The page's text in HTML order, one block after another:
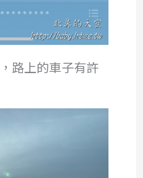
路上的車子有許